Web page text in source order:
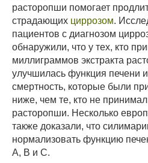
расторопши помогает
страдающих циррозом.
пациентов с диагнозом
обнаружили, что у тех, кто
миллиграммов экстракта
улучшилась функция печени
смертность, которые были
ниже, чем те, кто не
расторопши. Несколько
также доказали, что
нормализовать функцию
А, В и С.